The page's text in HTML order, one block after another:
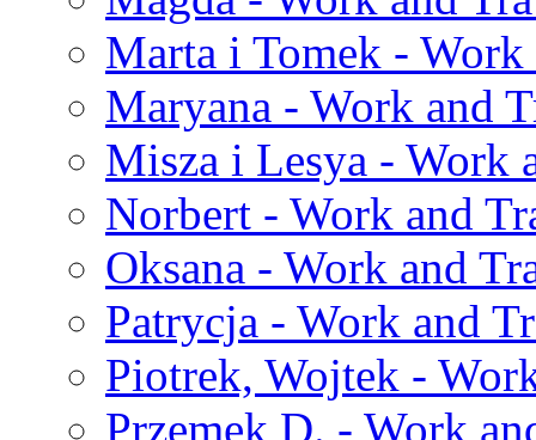
Marta i Tomek -
Maryana - Work and
Misza i Lesya - Work
Norbert - Work and
Oksana - Work and
Patrycja - Work and
Piotrek, Wojtek -
Przemek D. - Work